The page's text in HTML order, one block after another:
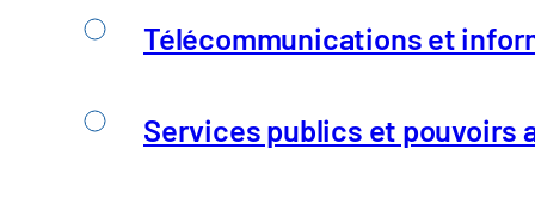
Télécommunications et
Services publics et pouvoirs